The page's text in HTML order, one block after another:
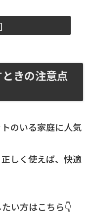
きの注意点
のいる家庭に人気
しく使えば、快適
い方はこちら👇